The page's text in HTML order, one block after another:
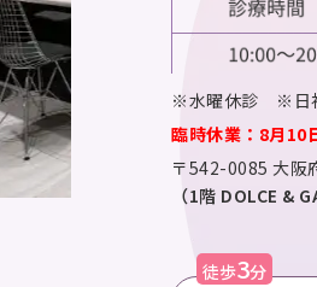
※水曜休診 ※日
臨時休業：8月10
〒542-0085大阪
（1階 DOLCE &
徒歩3分